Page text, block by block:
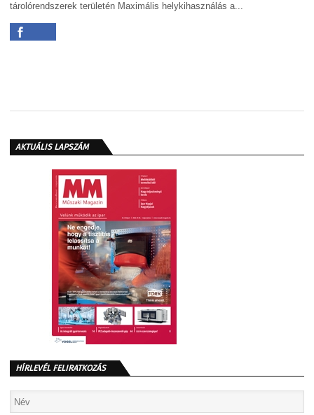
tárolórendszerek területén Maximális helykihasználás a...
AKTUÁLIS LAPSZÁM
HÍRLEVÉL FELIRATKOZÁS